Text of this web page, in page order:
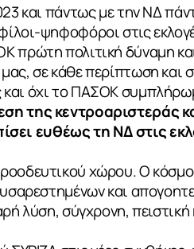
και πάντως με την ΝΔ
ψηφοφόροι στις
πρώτη πολιτική δύναμη
σε κάθε περίπτωση και
και όχι το ΠΑΣΟΚ
της κεντροαριστεράς
ευθέως τη ΝΔ στις
χώρου. Ο
και
λύση, σύγχρονη, πειστική